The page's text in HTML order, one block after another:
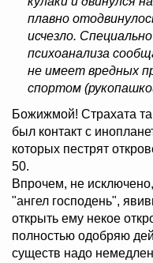
плавно
исчезло.
психоанализа
не имеет вредных
спортом
Божижмой! Страхата
был контакт с
которых пестрят
50.
Впрочем, не
"ангел господень",
открыть ему некое
полностью одобряю
существ надо